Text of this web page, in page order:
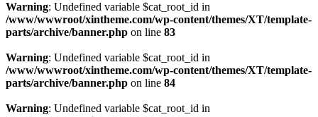
Warning: Undefined variable $cat_root_id in
/www/wwwroot/xintheme.com/wp-content/themes/XT/template-
parts/archive/banner.php on line 83
Warning: Undefined variable $cat_root_id in
/www/wwwroot/xintheme.com/wp-content/themes/XT/template-
parts/archive/banner.php on line 84
Warning: Undefined variable $cat_root_id in